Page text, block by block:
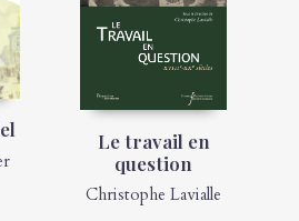
Le travail en
question
Christophe Lavialle